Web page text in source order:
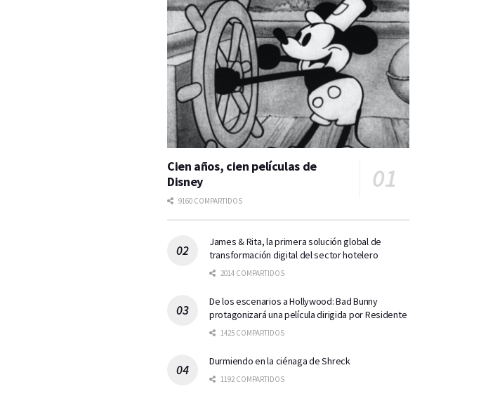
Cien años, cien películas de
Disney
9160 COMPARTIDOS
James & Rita, la primera solución global de
transformación digital del sector hotelero
2014 COMPARTIDOS
De los escenarios a Hollywood: Bad Bunny
protagonizará una película dirigida por Residente
1425 COMPARTIDOS
Durmiendo en la ciénaga de Shreck
1192 COMPARTIDOS